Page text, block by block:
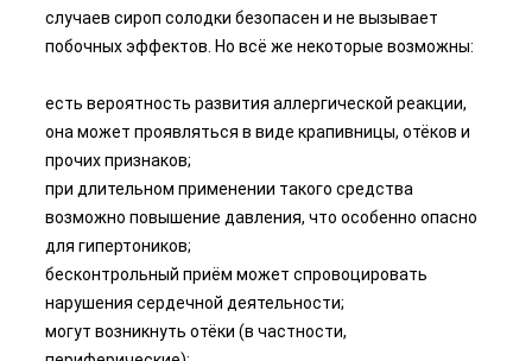
случаев сироп солодки безопасен и не вызывает
побочных эффектов. Но всё же некоторые возможны:
есть вероятность развития аллергической реакции,
она может проявляться в виде крапивницы, отёков и
прочих признаков;
при длительном применении такого средства
возможно повышение давления, что особенно опасно
для гипертоников;
бесконтрольный приём может спровоцировать
нарушения сердечной деятельности;
могут возникнуть отёки (в частности,